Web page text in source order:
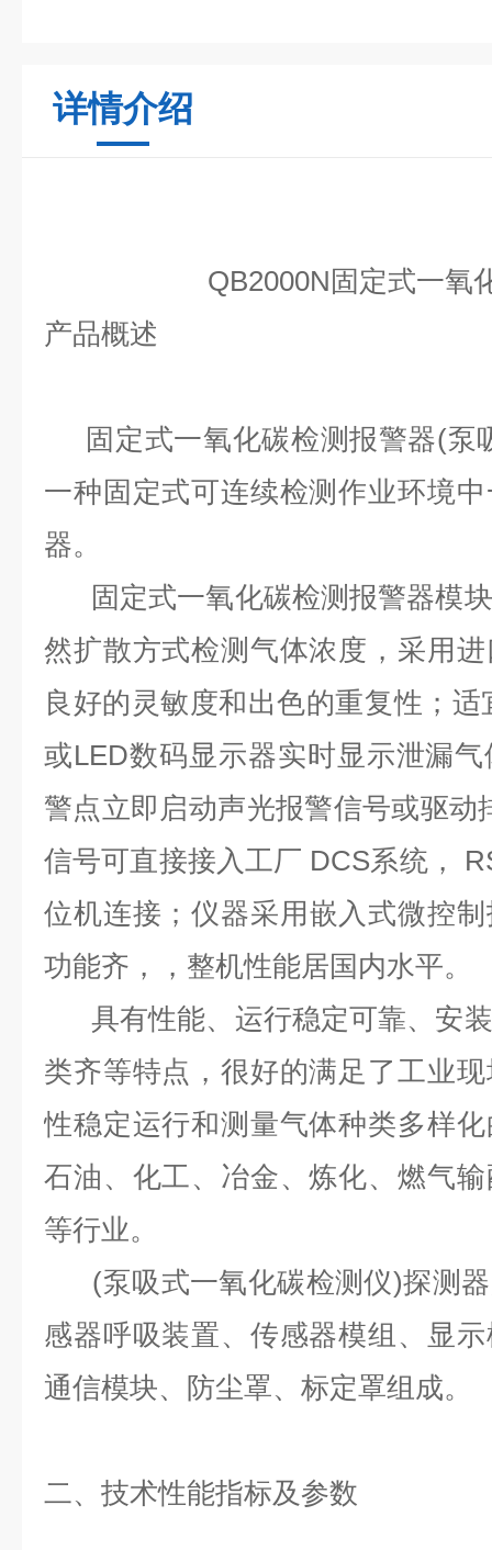
详情介绍
QB2000N固定式一氧
产品概述
固定式一氧化碳检测报警器(泵
一种固定式可连续检测作业环境
器。
固定式一氧化碳检测报警器模
然扩散方式检测气体浓度，采用
良好的灵敏度和出色的重复性；
或LED数码显示器实时显示泄漏
警点立即启动声光报警信号或驱动
信号可直接接入工厂 DCS系统，
位机连接；仪器采用嵌入式微控
功能齐，，整机性能居国内水平。
具有性能、运行稳定可靠、安
类齐等特点，很好的满足了工业
性稳定运行和测量气体种类多样
石油、化工、冶金、炼化、燃气
等行业。
(泵吸式一氧化碳检测仪)探测
感器呼吸装置、传感器模组、显
通信模块、防尘罩、标定罩组成。
二、技术性能指标及参数